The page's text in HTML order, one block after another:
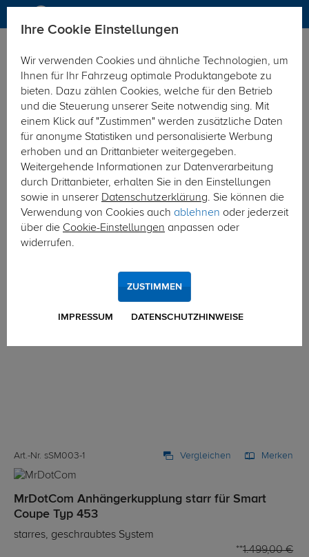
Hier geht's zur Fahrzeugübersicht: Smart Coupe
Art.-Nr. sSM003-1 Vergleichen Merken
MrDotCom Anhängerkupplung starr für Smart
Coupe Typ 453
starres, geschraubtes System
1.499,00 €
Ihre Cookie Einstellungen
Wir verwenden Cookies und ähnliche Technologien, um
Ihnen für Ihr Fahrzeug optimale Produktangebote zu
bieten. Dazu zählen Cookies, welche für den Betrieb
und die Steuerung unserer Seite notwendig sing. Mit
einem Klick auf "Zustimmen" werden zusätzliche Daten
für anonyme Statistiken und personalisierte Werbung
erhoben und an Drittanbieter weitergegeben.
Weitergehende Informationen zur Datenverarbeitung
durch Drittanbieter, erhalten Sie in den Einstellungen
sowie in unserer Datenschutzerklärung. Sie können die
Verwendung von Cookies auch ablehnen oder jederzeit
über die Cookie-Einstellungen anpassen oder
widerrufen.
IMPRESSUM DATENSCHUTZHINWEISE
ZUSTIMMEN